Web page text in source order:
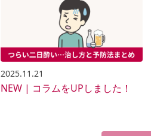
2025.11.21
NEW | コラムをUPしました！